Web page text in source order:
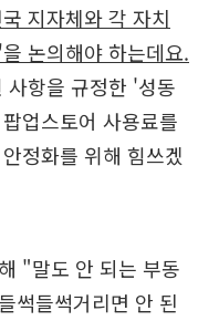
지자체와 각 자치
을 논의해야 하는데요.
사항을 규정한 '성동
업스토어 사용료를
정화를 위해 힘쓰겠
"말도 안 되는 부동
썩들썩거리면 안 된